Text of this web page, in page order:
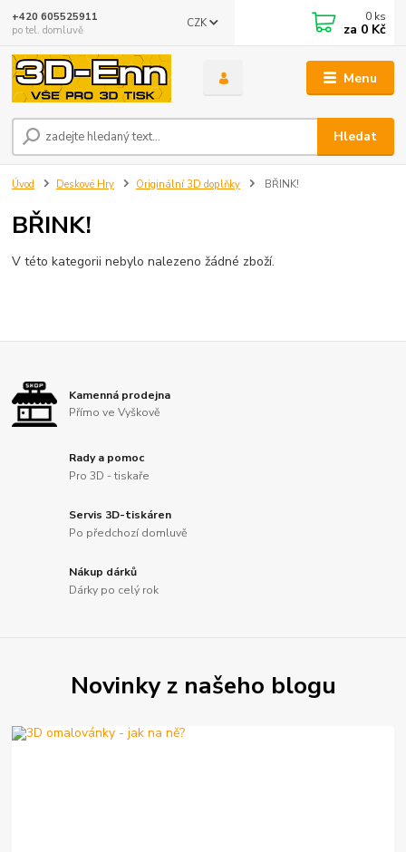
Menu
CZK
Hledat
+420 605525911
po tel. domluvě
0 ks
za 0 Kč
Úvod Deskové Hry Originální 3D doplňky BŘINK!
BŘINK!
V této kategorii nebylo nalezeno žádné zboží.
Kamenná prodejna
Přímo ve Vyškově
Rady a pomoc
Pro 3D - tiskaře
Servis 3D-tiskáren
Po předchozí domluvě
Nákup dárků
Dárky po celý rok
Novinky z našeho blogu